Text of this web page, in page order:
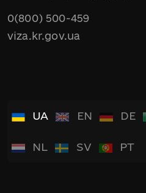
0(800) 500-459
viza.kr.gov.ua
UA EN DE
NL SV PT